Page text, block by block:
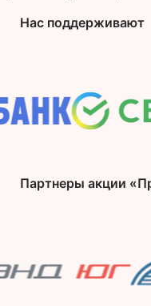
Нас поддерживают
Партнеры акции